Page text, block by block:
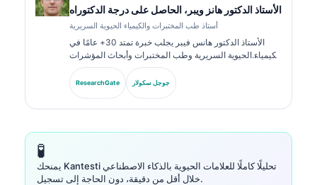
الأستاذ الدكتور هانز ويبر، الحاصل على درجة الدكتوراه
أستاذ طب المختبرات والكيمياء الحيوية السريرية
الأستاذ الدكتور هانس فيبر يجلب خبرة تمتد 30+ عامًا في
الكيمياء الحيوية السريرية وطب المختبرات وأبحاث المؤشرات
الحيوية. بصفته الرئيس السابق للجمعية الألمانية للكيمياء
السريرية، يتخصص في تحليل لوحات التشخيص، وتوحيد
المؤشرات الحيوية، والطب المخبري المدعوم بالذكاء
ResearchGate جوجل سكولار
🧪
يمنحك Kantesti تحليلًا كاملًا للعلامات الحيوية بالذكاء الاصطناعي
خلال أقل من دقيقة، دون الحاجة إلى تسجيل.